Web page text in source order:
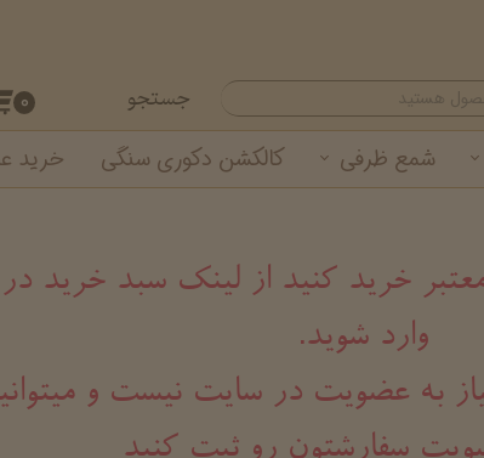
۰
شمع ظرفی کالکشن دکوری سنگی خرید
جستجو
معتبر خرید کنید از لینک سبد
وارد شوید.
به عضویت در سایت نیست و